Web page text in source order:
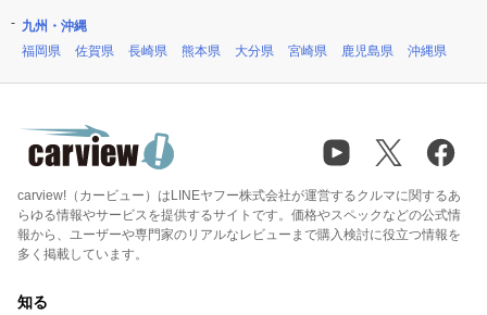
九州・沖縄
福岡県
佐賀県 長崎県 熊本県 大分県 宮崎県 鹿児島県 沖縄県
carview!（カービュー）はLINEヤフー株式会社が運営するクルマに関するあ
らゆる情報やサービスを提供するサイトです。価格やスペックなどの公式情
報から、ユーザーや専門家のリアルなレビューまで購入検討に役立つ情報を
多く掲載しています。
知る